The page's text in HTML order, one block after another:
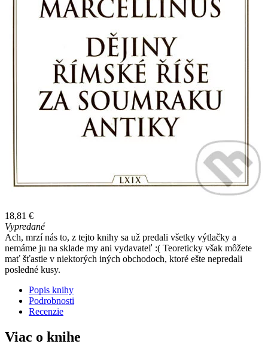
18,81 €
Vypredané
Ach, mrzí nás to, z tejto knihy sa už predali všetky výtlačky a
nemáme ju na sklade my ani vydavateľ :( Teoreticky však môžete
mať šťastie v niektorých iných obchodoch, ktoré ešte nepredali
posledné kusy.
Popis knihy
Podrobnosti
Recenzie
Viac o knihe